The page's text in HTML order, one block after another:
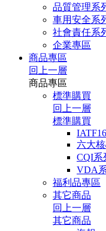
品質管理系
車用安全系
社會責任系
企業專區
商品專區
回上一層
商品專區
標準購買
回上一層
標準購買
六大
CQI系
VDA
福利品專區
其它商品
回上一層
其它商品